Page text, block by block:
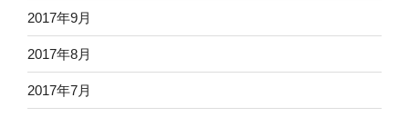
2017年9月
2017年8月
2017年7月